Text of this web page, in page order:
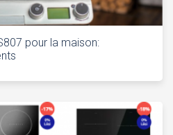
pour la maison: